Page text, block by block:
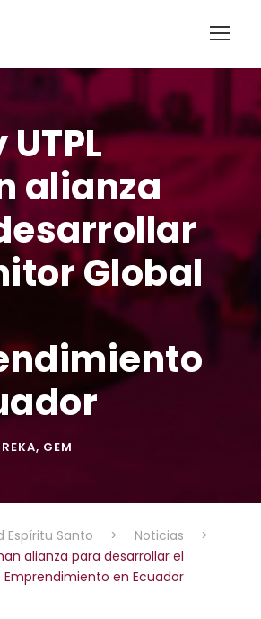
UTPL
alianza
Global
, GEM
Espíritu Santo > Noticias
>
alianza para desarrollar el
en Ecuador